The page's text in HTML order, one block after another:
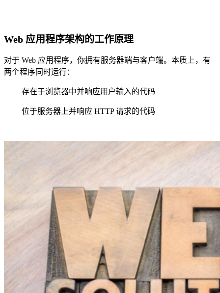
Web 应用程序架构的工作原理
对于 Web 应用程序，你拥有服务器端与客户端。本质上，有
两个程序同时运行：
存在于浏览器中并响应用户输入的代码
位于服务器上并响应 HTTP 请求的代码